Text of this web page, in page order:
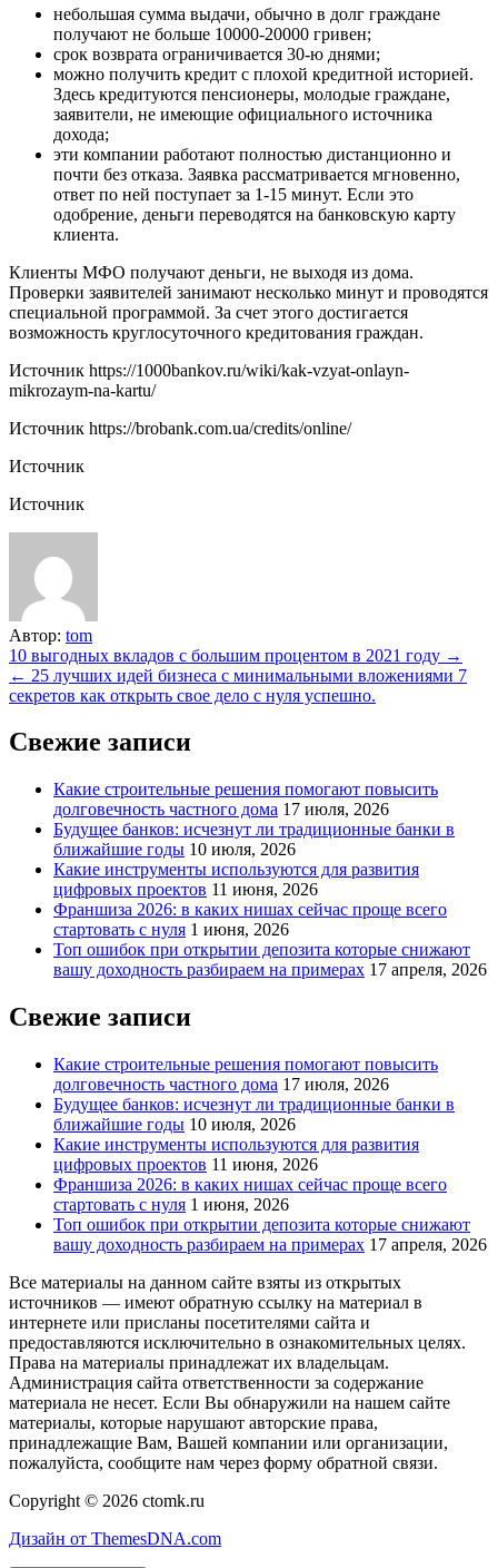
небольшая сумма выдачи, обычно в долг граждане
получают не больше 10000-20000 гривен;
срок возврата ограничивается 30-ю днями;
можно получить кредит с плохой кредитной историей.
Здесь кредитуются пенсионеры, молодые граждане,
заявители, не имеющие официального источника
дохода;
эти компании работают полностью дистанционно и
почти без отказа. Заявка рассматривается мгновенно,
ответ по ней поступает за 1-15 минут. Если это
одобрение, деньги переводятся на банковскую карту
клиента.
Клиенты МФО получают деньги, не выходя из дома.
Проверки заявителей занимают несколько минут и проводятся
специальной программой. За счет этого достигается
возможность круглосуточного кредитования граждан.
Источник https://1000bankov.ru/wiki/kak-vzyat-onlayn-
mikrozaym-na-kartu/
Источник https://brobank.com.ua/credits/online/
Источник
Источник
Автор: tom
Навигация
по
10 выгодных вкладов с большим процентом в 2021 году →
← 25 лучших идей бизнеса с минимальными вложениями 7
секретов как открыть свое дело с нуля успешно.
Свежие записи
Какие строительные решения помогают повысить
долговечность частного дома 17 июля, 2026
Будущее банков: исчезнут ли традиционные банки в
ближайшие годы 10 июля, 2026
Какие инструменты используются для развития
цифровых проектов 11 июня, 2026
Франшиза 2026: в каких нишах сейчас проще всего
стартовать с нуля 1 июня, 2026
Топ ошибок при открытии депозита которые снижают
вашу доходность разбираем на примерах 17 апреля, 2026
Свежие записи
Какие строительные решения помогают повысить
долговечность частного дома 17 июля, 2026
Будущее банков: исчезнут ли традиционные банки в
ближайшие годы 10 июля, 2026
Какие инструменты используются для развития
цифровых проектов 11 июня, 2026
Франшиза 2026: в каких нишах сейчас проще всего
стартовать с нуля 1 июня, 2026
Топ ошибок при открытии депозита которые снижают
вашу доходность разбираем на примерах 17 апреля, 2026
Все материалы на данном сайте взяты из открытых
источников — имеют обратную ссылку на материал в
интернете или присланы посетителями сайта и
предоставляются исключительно в ознакомительных целях.
Права на материалы принадлежат их владельцам.
Администрация сайта ответственности за содержание
материала не несет. Если Вы обнаружили на нашем сайте
материалы, которые нарушают авторские права,
принадлежащие Вам, Вашей компании или организации,
пожалуйста, сообщите нам через форму обратной связи.
Copyright © 2026 ctomk.ru
Дизайн от ThemesDNA.com